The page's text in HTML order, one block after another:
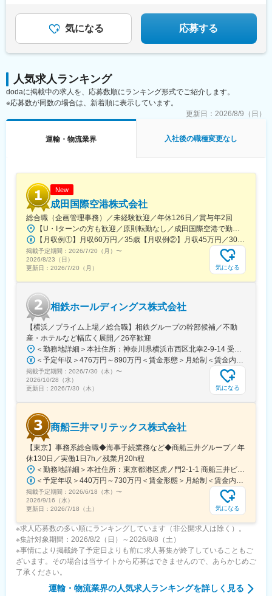
くりこま高原駅、荒井駅(宮城県)、福田町駅、泉中央駅、古川駅、
東白石駅、泉駅(常磐線)、藤田駅、七日町駅、泉崎駅、中荒井駅、
日立木駅、安達駅、五百川駅、東酒田駅、高擶駅、置賜駅、山ノ
目駅、花巻空港駅(東北本線)、岩手飯岡駅、地ノ森駅、村崎野駅、
駅、西目駅、金谷沢駅、田んぼアート駅、七戸十和田駅、新青森
駅、小中野駅、東陽町駅、京急新子安駅、神戸駅(愛知県)、江端
駅、南港東駅、十条駅(京都府・近鉄線)、大間駅
南大高駅、富貴駅、三河田原駅、向ケ丘駅、三河一宮駅、竹村
駅、港区役所駅、新守山駅、尾張星の宮駅、本郷駅(愛知県)、佐那
具駅、朝熊駅、亀山駅(三重県)、霞ケ浦駅、六軒駅(三重県)、尾鷲
草薙駅(東海道本線)、袋井駅、西焼津駅、上島駅、須津駅、南吉田
駅、糸魚川駅、春日山駅、小針駅、中条駅、宮内駅(新潟県)、魚沼
丘陵駅、茨目駅、伊那北駅、広丘駅、岩村田駅、村山駅(長野県)、
信濃常盤駅、田中駅、切石駅、常永駅、春日居町駅、東桂駅、動
黒部駅、小杉駅、越中舟橋駅、朝潮橋駅、安治川口駅、ユニバー
港駅(大阪モノレール)、網引駅、滝野駅、総合運動公園駅、紀伊山
(滋賀県)、多賀大社前駅、三雲駅、栗東駅、おごと温泉駅、長浜
駅、箕浦駅、讃岐塩屋駅、片原町駅(香川県)、三本松駅(香川県)、
北伊予駅、伊予富田駅、平田駅(高知県)、多ノ郷駅、布師田駅、撫
養駅、川原石駅、伴中央駅、広島港・宇品駅、本郷駅(広島県)、八
本松駅、東福山駅、木次駅、遙堪駅、乃木駅、下府駅、八浜駅、
金光駅、木見駅、高野駅、厚東駅、長府駅、米川駅、山口駅(山口
県)、新南陽駅、萩駅、鳥取駅、三本松口駅、南瀬高駅、五郎丸
駅、苅田駅、赤間駅、伊賀駅、甘木駅(西鉄線)、新飯塚駅、橋本駅
駅、バルーンさが駅、田代駅、東唐津駅、肥後大津駅、光の森
駅、平成駅、人吉駅、三角駅、草道駅、志布志駅、姶良駅、米ノ
津駅、古島駅、赤嶺駅、てだこ浦西駅、南方駅(宮崎県)、高鍋駅、
三股駅、東旭川駅、倶知安駅、岩見沢駅、新富士駅(北海道)、根室
駅、新川駅(北海道)、環状通東駅、南郷１３丁目駅、問寒別駅、東
室蘭駅、ほしみ駅、深川駅、長都駅、西帯広駅、滝川駅、南稚内
駅、利別駅、沼ノ端駅、八雲駅、鵡川駅、七重浜駅、磯分内駅、
富良野駅、西北見駅、名寄高校駅、桂台駅、遠軽駅、木古内駅、
くりこま高原駅、荒井駅(宮城県)、福田町駅、泉中央駅、古川駅、
目駅、花巻空港駅(東北本線)、岩手飯岡駅、地ノ森駅、村崎野駅、
横手駅、上飯島駅、扇田駅、羽後四ツ屋駅、大曲駅(秋田県)、能代
駅、西目駅、金谷沢駅、田んぼアート駅、七戸十和田駅、新青森
駅、小中野駅、東陽町駅、京急新子安駅、神戸駅(愛知県)、江端
駅、南港東駅、十条駅(京都府・近鉄線)、大間駅
気になる 応募する
人気求人ランキング
dodaに掲載中の求人を、応募数順にランキング形式でご紹介します。
※応募数が同数の場合は、新着順に表示しています。
更新日： 2026/8/9（日）
運輸・物流業界 入社後の職種変更なし
New
成田国際空港株式会社
総合職（企画管理事務）／未経験歓迎／年休126日／賞与年2回
掲載予定期間： 2026/7/20（月） 〜
2026/8/23（日）
更新日： 2026/7/20（月） 気になる
相鉄ホールディングス株式会社
【横浜／プライム上場／総合職】相鉄グループの幹部候補／不動
産・ホテルなど幅広く展開／26卒歓迎
掲載予定期間： 2026/7/30（木） 〜
2026/10/28（水）
更新日： 2026/7/30（木） 気になる
商船三井マリテックス株式会社
【東京】事務系総合職◆海事手続業務など◆商船三井グループ／年
休130日／実働1日7h／残業月20h程
掲載予定期間： 2026/6/18（木） 〜
2026/9/16（水）
更新日： 2026/7/18（土） 気になる
※求人応募数の多い順にランキングしています（非公開求人は除く）。
※集計対象期間：2026/8/2（日）～2026/8/8（土）
※事情により掲載終了予定日よりも前に求人募集が終了していることもご
ざいます。その場合は当サイトから応募はできませんので、あらかじめご
了承ください。
運輸・物流業界の人気求人ランキングを詳しく見る